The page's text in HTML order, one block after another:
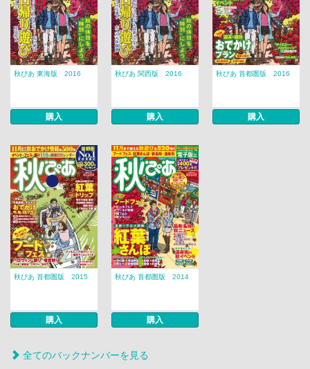
秋ぴあ 東海版 2016
購入
秋ぴあ 関西版 2016
購入
秋ぴあ 首都圏版 2016
購入
秋ぴあ 首都圏版 2015
購入
秋ぴあ 首都圏版 2014
購入
全てのバックナンバーを見る